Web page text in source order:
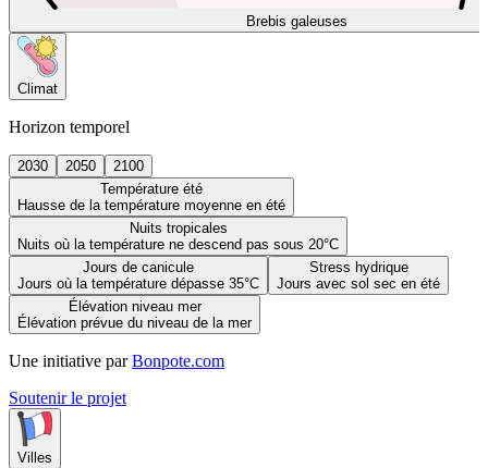
Brebis galeuses
Climat
Horizon temporel
2030 2050
2100
Température été
Hausse de la température moyenne en été
Nuits tropicales
Nuits où la température ne descend pas sous 20°C
Jours de canicule
Jours où la température dépasse 35°C
Stress hydrique
Jours avec sol sec en été
Élévation niveau mer
Élévation prévue du niveau de la mer
Une initiative par Bonpote.com
Soutenir le projet
Villes